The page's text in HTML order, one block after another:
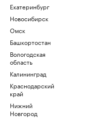
Екатеринбург
Новосибирск
Омск
Башкортостан
Вологодская
область
Калининград
Краснодарский
край
Нижний
Новгород